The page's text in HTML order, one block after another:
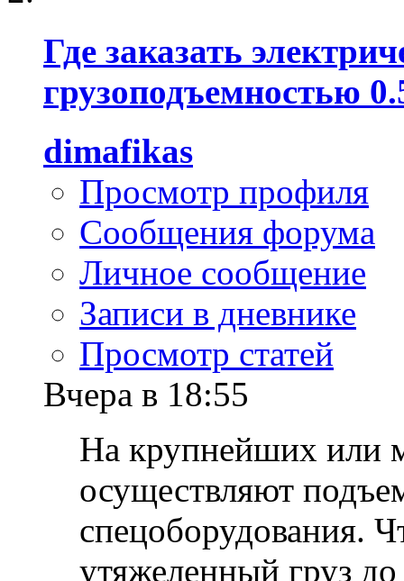
Где заказать
грузоподъемностью
dimafikas
Просмотр профиля
Сообщения форума
Личное сообщение
Записи в дневнике
Просмотр статей
Вчера в 18:55
На крупнейших или
осуществляют
спецоборудования.
утяжеленный груз